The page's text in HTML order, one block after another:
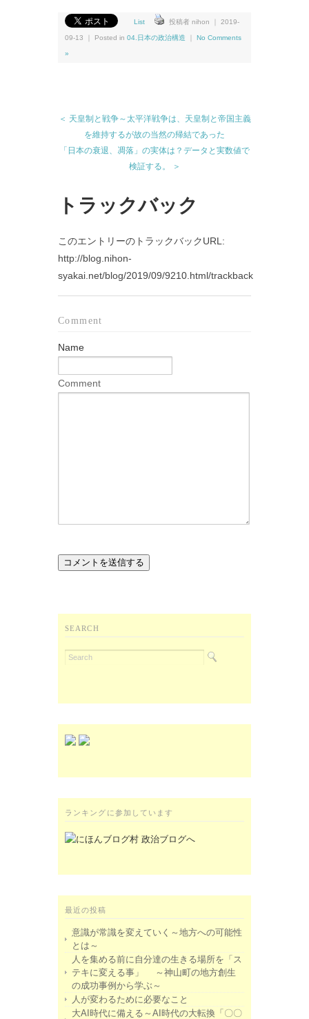
List 投稿者 nihon ｜ 2019-
09-13 ｜ Posted in 04.日本の政治構造 No Comments
»
＜ 天皇制と戦争～太平洋戦争は、天皇制と帝国主義
を維持するが故の当然の帰結であった
「日本の衰退、凋落」の実体は？データと実数値で
検証する。 ＞
トラックバック
このエントリーのトラックバックURL:
http://blog.nihon-
syakai.net/blog/2019/09/9210.html/trackback
Comment
Name
Comment
SEARCH
ランキングに参加しています
最近の投稿
意識が常識を変えていく～地方への可能性
とは～
人を集める前に自分達の生きる場所を「ス
テキに変える事」 ～神山町の地方創生
の成功事例から学ぶ～
人が変わるために必要なこと
大AI時代に備える～AI時代の大転換「〇〇